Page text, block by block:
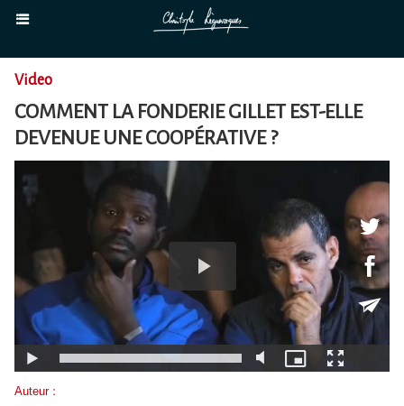
Video
COMMENT LA FONDERIE GILLET EST-ELLE
DEVENUE UNE COOPÉRATIVE ?
Auteur :